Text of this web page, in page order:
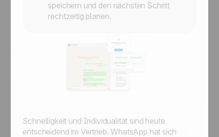
speichern und den nächsten Schritt
rechtzeitig planen.
Schnelligkeit und Individualität sind heute
entscheidend im Vertrieb. WhatsApp hat sich